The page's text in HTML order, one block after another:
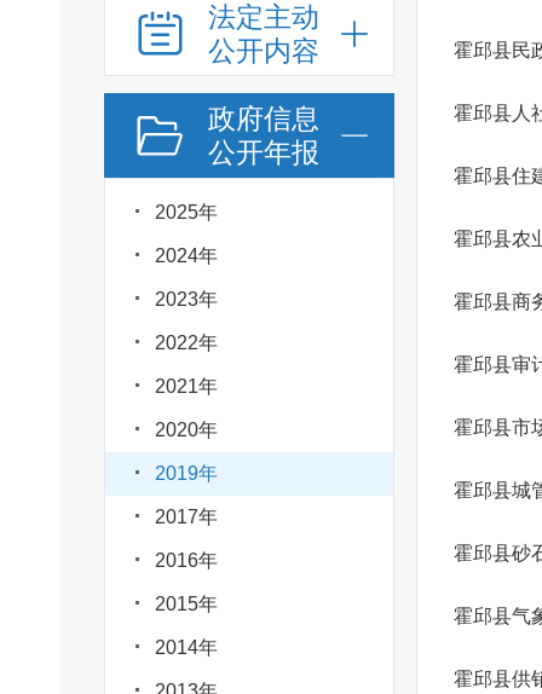
法定主动
公开内容
政府信息
公开年报
2025年
2024年
2023年
2022年
2021年
2020年
2019年
2017年
2016年
2015年
2014年
霍邱县民
霍邱县人
霍邱县住
霍邱县商
霍邱县审
霍邱县市
霍邱县城
霍邱县砂
霍邱县气
霍邱县供